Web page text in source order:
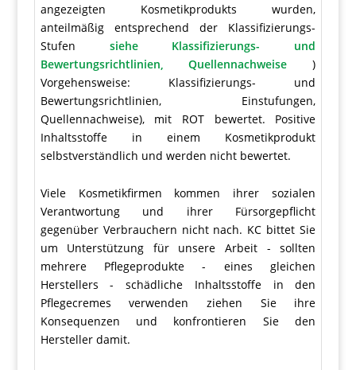
angezeigten Kosmetikprodukts wurden,
anteilmäßig entsprechend der Klassifizierungs-
Stufen siehe Klassifizierungs- und
Bewertungsrichtlinien, Quellennachweise)
Vorgehensweise: Klassifizierungs- und
Bewertungsrichtlinien, Einstufungen,
Quellennachweise), mit ROT bewertet. Positive
Inhaltsstoffe in einem Kosmetikprodukt
selbstverständlich und werden nicht bewertet.
Viele Kosmetikfirmen kommen ihrer sozialen
Verantwortung und ihrer Fürsorgepflicht
gegenüber Verbrauchern nicht nach. KC bittet Sie
um Unterstützung für unsere Arbeit - sollten
mehrere Pflegeprodukte - eines gleichen
Herstellers - schädliche Inhaltsstoffe in den
Pflegecremes verwenden ziehen Sie ihre
Konsequenzen und konfrontieren Sie den
Hersteller damit.